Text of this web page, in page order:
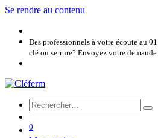
Se rendre au contenu
Des professionnels à votre écoute au
clé ou serrure? Envoyez votre
0